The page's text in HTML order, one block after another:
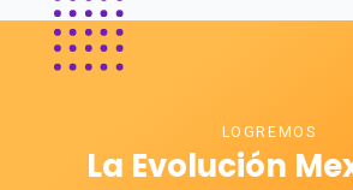
LOGREMOS
La Evolución